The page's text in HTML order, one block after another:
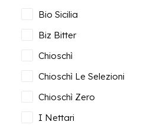
Bio Sicilia
Biz Bitter
Chioschì
Chioschì Le Selezioni
Chioschì Zero
I Nettari